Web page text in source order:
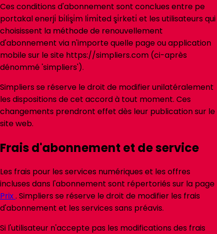
Ces conditions d'abonnement sont conclues entre pe
portakal enerji̇ bi̇li̇şi̇m li̇mi̇ted şi̇rketi̇ et les utilisateurs qui
choisissent la méthode de renouvellement
d'abonnement via n'importe quelle page ou application
mobile sur le site https://simpliers.com (ci-après
dénommé 'simpliers').
Simpliers se réserve le droit de modifier unilatéralement
les dispositions de cet accord à tout moment. Ces
changements prendront effet dès leur publication sur le
site web.
Frais d'abonnement et de service
Les frais pour les services numériques et les offres
incluses dans l'abonnement sont répertoriés sur la page
Prix. Simpliers se réserve le droit de modifier les frais
d'abonnement et les services sans préavis.
Si l'utilisateur n'accepte pas les modifications des frais